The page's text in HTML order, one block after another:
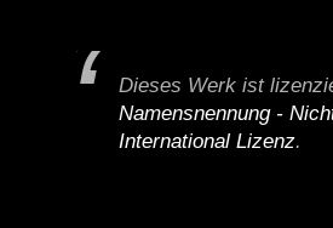
Dieses Werk ist
Namensnennung -
International Lizenz.